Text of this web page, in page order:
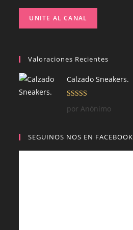
UNITE AL CANAL
Valoraciones Recientes
Calzado Sneakers.
5
por Anónimo
SEGUINOS NOS EN FACEBOOK